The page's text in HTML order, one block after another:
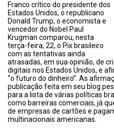
Franco crítico do presidente dos
Estados Unidos, o republicano
Donald Trump, o economista e
vencedor do Nobel Paul
Krugman comparou, nesta
terça-feira, 22, o Pix brasileiro
com as tentativas ainda
atrasadas, em sua opinião, de
digitais nos Estados Unidos, e
“o futuro do dinheiro”. As
publicação feita em seu blog
para a lista de várias políticas
como barreiras comerciais, já
de empresas de cartões e
multinacionais americanas.